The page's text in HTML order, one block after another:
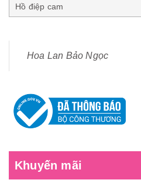
Hồ điệp cam
Hoa Lan Bảo Ngọc
Khuyến mãi